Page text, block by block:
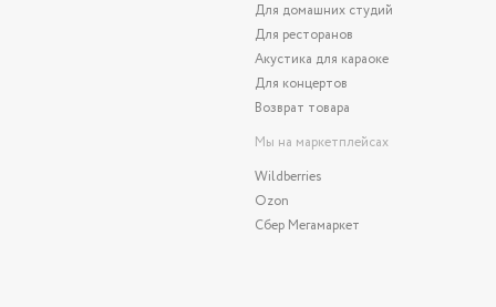
Для домашних студий
Для ресторанов
Акустика для караоке
Для концертов
Возврат товара
Мы на маркетплейсах
Wildberries
Ozon
Сбер Мегамаркет